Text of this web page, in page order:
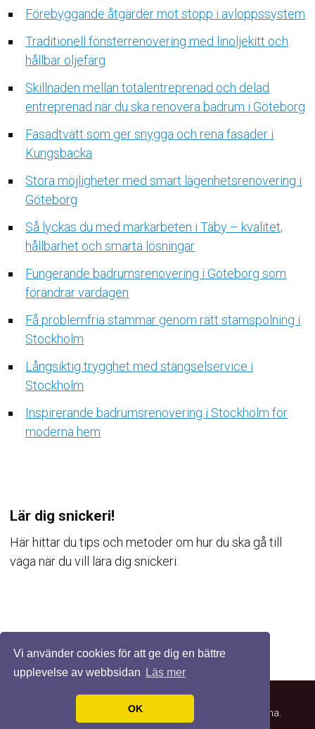
Vi använder cookies för att ge dig en bättre
upplevelse av webbsidan
Läs mer
OK
Förebyggande åtgärder mot stopp i avloppssystem
Traditionell fönsterrenovering med linoljekitt och
hållbar oljefärg
Skillnaden mellan totalentreprenad och delad
entreprenad när du ska renovera badrum i Göteborg
Fasadtvätt som ger snygga och rena fasader i
Kungsbacka
Stora möjligheter med smart lägenhetsrenovering i
Göteborg
Så lyckas du med markarbeten i Täby – kvalitet,
hållbarhet och smarta lösningar
Fungerande badrumsrenovering i Göteborg som
förändrar vardagen
Få problemfria stammar genom rätt stamspolning i
Stockholm
Långsiktig trygghet med stängselservice i
Stockholm
Inspirerande badrumsrenovering i Stockholm för
moderna hem
Lär dig snickeri!
Här hittar du tips och metoder om hur du ska gå till
väga när du vill lära dig snickeri.
© 2026 Lärdigsnickra.se. Alla rättigheter förbehållna.